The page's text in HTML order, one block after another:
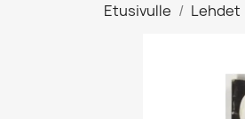
Etusivulle Lehdet